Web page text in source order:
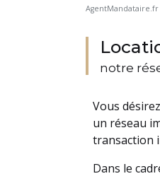
AgentMandataire.fr
notre
Vous désirez
un réseau
transaction
Dans le